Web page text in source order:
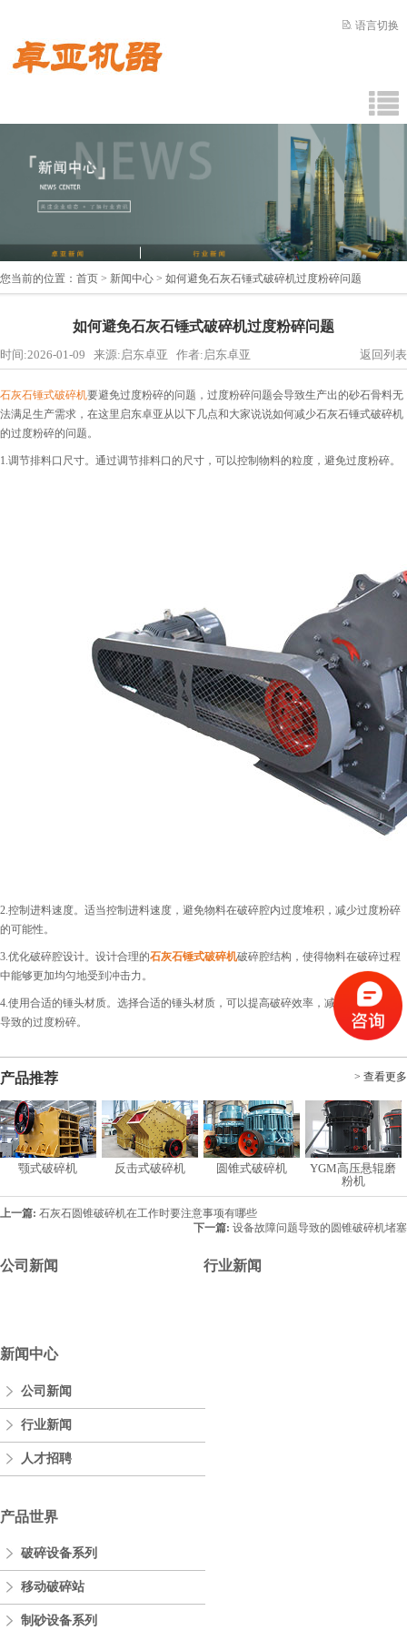
语言切换
您当前的位置： 首页 > 新闻中心 > 如何避免石灰石锤式破碎机过度粉碎问题
如何避免石灰石锤式破碎机过度粉碎问题
时间:2026-01-09 来源:启东卓亚 作者:启东卓亚 返回列表
石灰石锤式破碎机要避免过度粉碎的问题，过度粉碎问题会导致生产出的砂石骨料无
法满足生产需求，在这里启东卓亚从以下几点和大家说说如何减少石灰石锤式破碎机
的过度粉碎的问题。
1.调节排料口尺寸。通过调节排料口的尺寸，可以控制物料的粒度，避免过度粉碎。
2.控制进料速度。适当控制进料速度，避免物料在破碎腔内过度堆积，减少过度粉碎
的可能性。
3.优化破碎腔设计。设计合理的石灰石锤式破碎机破碎腔结构，使得物料在破碎过程
中能够更加均匀地受到冲击力。
4.使用合适的锤头材质。选择合适的锤头材质，可以提高破碎效率，减少因锤头磨损
导致的过度粉碎。
产品推荐 > 查看更多
颚式破碎机 反击式破碎机 圆锥式破碎机
YGM高压悬辊磨
粉机
上一篇: 石灰石圆锥破碎机在工作时要注意事项有哪些
下一篇: 设备故障问题导致的圆锥破碎机堵塞
公司新闻 行业新闻
新闻中心
公司新闻
行业新闻
人才招聘
产品世界
破碎设备系列
移动破碎站
制砂设备系列